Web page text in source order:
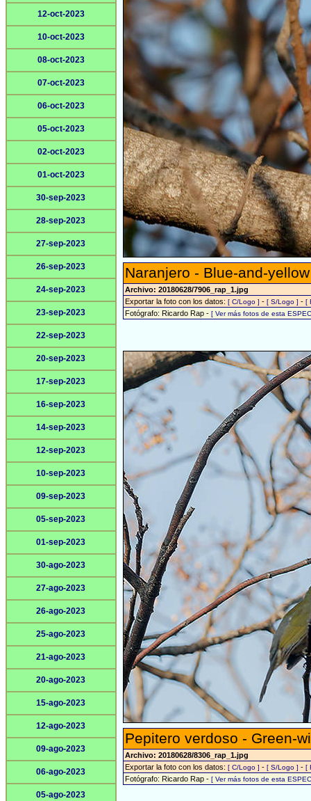
12-oct-2023
10-oct-2023
08-oct-2023
07-oct-2023
06-oct-2023
05-oct-2023
02-oct-2023
01-oct-2023
30-sep-2023
28-sep-2023
27-sep-2023
26-sep-2023
24-sep-2023
23-sep-2023
22-sep-2023
20-sep-2023
17-sep-2023
16-sep-2023
14-sep-2023
12-sep-2023
10-sep-2023
09-sep-2023
05-sep-2023
01-sep-2023
30-ago-2023
27-ago-2023
26-ago-2023
25-ago-2023
21-ago-2023
20-ago-2023
15-ago-2023
12-ago-2023
09-ago-2023
06-ago-2023
05-ago-2023
Naranjero - Blue-and-
Archivo: 20180628/7906_rap_1.jpg
Exportar la foto con los datos: [ C/Logo ] - [ S/Logo ] - [
Fotógrafo: Ricardo Rap - [ Ver más fotos de esta
Pepitero verdoso - Green-
Archivo: 20180628/8306_rap_1.jpg
Exportar la foto con los datos: [ C/Logo ] - [ S/Logo ] - [
Fotógrafo: Ricardo Rap - [ Ver más fotos de esta